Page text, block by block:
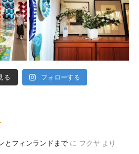
る フォローする
とフィンランドまで に フクヤ より